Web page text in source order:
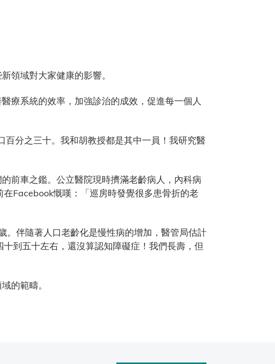
領域對大家健康的影響。
療系統的效率，加強診治的成效，促進每一個人
分之三十。我和胡教授都是其中一員！我研究醫
前車之鑑。公立醫院現時擠滿老齡病人，內科病
Facebook慨嘆：「巡房時發覺很多患骨折的老
伴隨著人口老齡化是慢性病的增加，醫管局估計
到五十左右，還沒算認知障礙症！我們長壽，但
的範疇。